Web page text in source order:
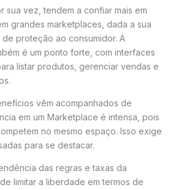
sua vez, tendem a confiar mais em
grandes marketplaces, dada a sua
proteção ao consumidor. A
é um ponto forte, com interfaces
listar produtos, gerenciar vendas e
vêm acompanhados de
em um Marketplace é intensa, pois
no mesmo espaço. Isso exige
para se destacar.
das regras e taxas da
limitar a liberdade em termos de